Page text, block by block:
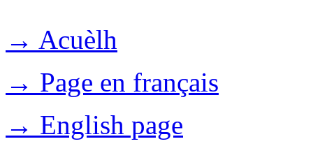
→ Acuèlh
→ Page en français
→ English page